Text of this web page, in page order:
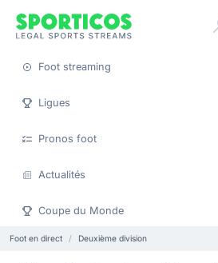
Foot streaming
Ligues
Pronos foot
Actualités
Coupe du Monde
Foot en direct Deuxième division